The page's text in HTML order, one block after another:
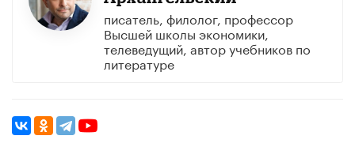
писатель, филолог, профессор
Высшей школы экономики,
телеведущий, автор учебников по
литературе ​